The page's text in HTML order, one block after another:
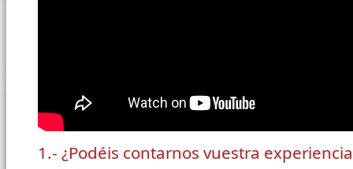
1.- ¿Podéis contarnos vuestra